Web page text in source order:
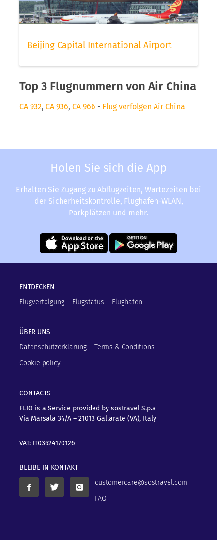
Beijing Capital International Airport
Top 3 Flugnummern von Air China
CA 932, CA 936, CA 966 - Flug verfolgen Air China
Holen Sie sich die App
Erhalten Sie Zugang zu Abflugzeiten, Wartezeiten bei
der Sicherheitskontrolle, Flughafen-WLAN,
Parkplätzen und mehr.
ENTDECKEN
Flugverfolgung
Flugstatus Flughäfen
ÜBER UNS
Datenschutzerklärung
Terms & Conditions
Cookie policy
CONTACTS
FLIO is a Service provided by sostravel S.p.a
Via Marsala 34/A – 21013 Gallarate (VA), Italy
VAT: IT03624170126
BLEIBE IN KONTAKT
customercare@sostravel.com
FAQ